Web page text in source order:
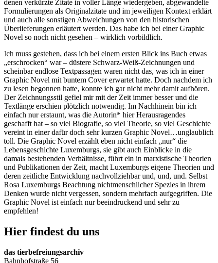
denen verkürzte Zitate in voller Länge wiedergeben, abgewandelte
Formulierungen als Originalzitate und im jeweiligen Kontext erklärt
und auch alle sonstigen Abweichungen von den historischen
Überlieferungen erläutert werden. Das habe ich bei einer Graphic
Novel so noch nicht gesehen – wirklich vorbildlich.
Ich muss gestehen, dass ich bei einem ersten Blick ins Buch etwas
„erschrocken“ war – düstere Schwarz-Weiß-Zeichnungen und
scheinbar endlose Textpassagen waren nicht das, was ich in einer
Graphic Novel mit buntem Cover erwartet hatte. Doch nachdem ich
zu lesen begonnen hatte, konnte ich gar nicht mehr damit aufhören.
Der Zeichnungsstil gefiel mir mit der Zeit immer besser und die
Textlänge erschien plötzlich notwendig. Im Nachhinein bin ich
einfach nur erstaunt, was die Autorin* hier Herausragendes
geschafft hat – so viel Biografie, so viel Theorie, so viel Geschichte
vereint in einer dafür doch sehr kurzen Graphic Novel…unglaublich
toll. Die Graphic Novel erzählt eben nicht einfach „nur“ die
Lebensgeschichte Luxemburgs, sie gibt auch Einblicke in die
damals bestehenden Verhältnisse, führt ein in marxistische Theorien
und Publikationen der Zeit, macht Luxemburgs eigene Theorien und
deren zeitliche Entwicklung nachvollziehbar und, und, und. Selbst
Rosa Luxemburgs Beachtung nichtmenschlicher Spezies in ihrem
Denken wurde nicht vergessen, sondern mehrfach aufgegriffen. Die
Graphic Novel ist einfach nur beeindruckend und sehr zu
empfehlen!
Hier findest du uns
das tierbefreiungsarchiv
Bahnhofstraße 56